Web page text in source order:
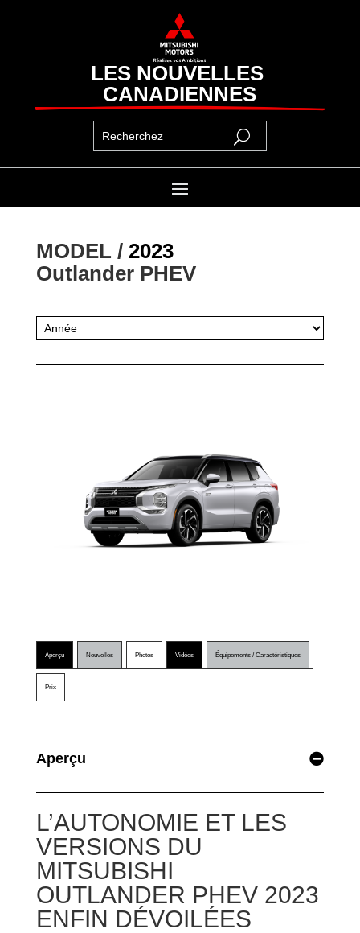
LES NOUVELLES
CANADIENNES
MODEL / 2023
Outlander PHEV
Aperçu Nouvelles Photos Vidéos Équipements / Caractéristiques
Prix
Aperçu
L’AUTONOMIE ET LES
VERSIONS DU
MITSUBISHI
OUTLANDER PHEV 2023
ENFIN DÉVOILÉES